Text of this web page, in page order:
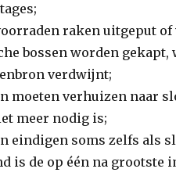
raken uitgeput of
bossen worden gekapt,
verdwijnt;
moeten verhuizen naar
meer nodig is;
eindigen soms zelfs als
is de op één na grootste